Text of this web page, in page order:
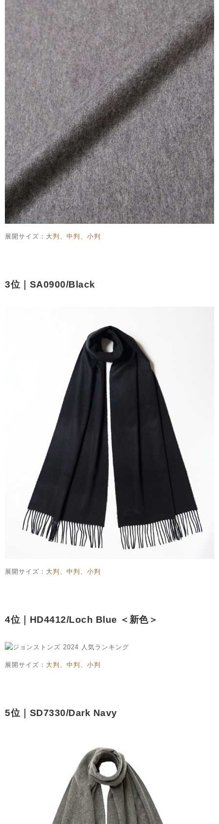
展開サイズ： 大判 中判 小判
3位｜SA0900/Black
展開サイズ： 大判 中判 小判
4位｜HD4412/Loch Blue ＜新色＞
展開サイズ： 大判 、 中判 、 小判
5位｜SD7330/Dark Navy